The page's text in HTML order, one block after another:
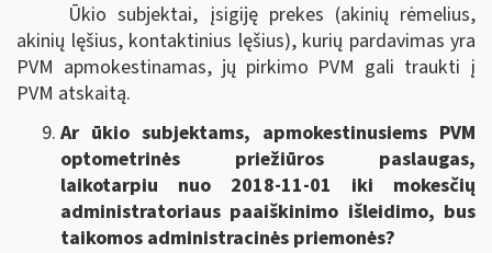
Ūkio subjektai, įsigiję prekes (akinių rėmelius,
akinių lęšius, kontaktinius lęšius), kurių pardavimas yra
PVM apmokestinamas, jų pirkimo PVM gali traukti į
PVM atskaitą.
Ar ūkio subjektams, apmokestinusiems PVM
optometrinės priežiūros paslaugas,
laikotarpiu nuo 2018-11-01 iki mokesčių
administratoriaus paaiškinimo išleidimo, bus
taikomos administracinės priemonės?